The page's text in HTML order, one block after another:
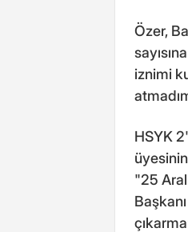
Özer,
iznimi
HSYK
"25